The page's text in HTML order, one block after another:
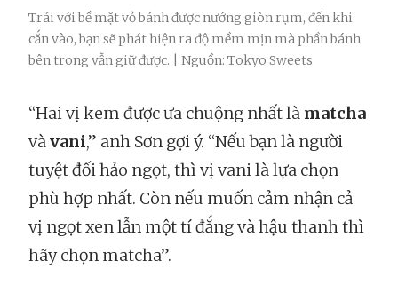
Trái với bề mặt vỏ bánh được nướng giòn rụm, đến khi
cắn vào, bạn sẽ phát hiện ra độ mềm mịn mà phần bánh
bên trong vẫn giữ được. | Nguồn: Tokyo Sweets
“Hai vị kem được ưa chuộng nhất là matcha
vàvani,” anh Sơn gợi ý. “Nếu bạn là người
tuyệt đối hảo ngọt, thì vị vani là lựa chọn
phù hợp nhất. Còn nếu muốn cảm nhận cả
vị ngọt xen lẫn một tí đắng và hậu thanh thì
hãy chọn matcha”.